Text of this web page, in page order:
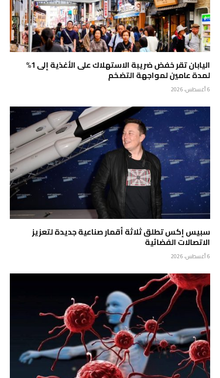
اليابان تقر خفض ضريبة الاستهلاك على الأغذية إلى 1%
لمدة عامين لمواجهة التضخم
6 أغسطس، 2026
سبيس إكس تطلق ثلاثة أقمار صناعية جديدة لتعزيز
الاتصالات الفضائية
6 أغسطس، 2026